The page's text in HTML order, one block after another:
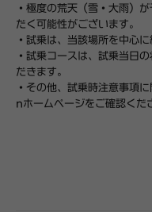
・極度の荒天（雪・大雨）
だく可能性がございます。
・試乗は、当該場所を中心に
・試乗コースは、試乗当日
だきます。
・その他、試乗時注意事
nホームページをご確認くだ